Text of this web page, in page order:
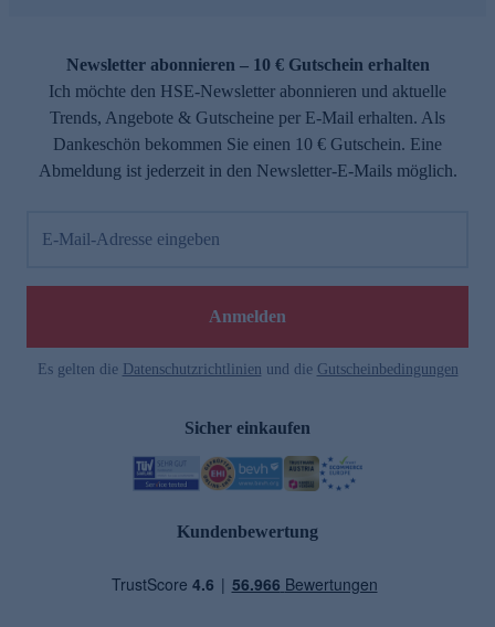
Newsletter abonnieren – 10 € Gutschein erhalten
Ich möchte den HSE-Newsletter abonnieren und aktuelle
Trends, Angebote & Gutscheine per E-Mail erhalten. Als
Dankeschön bekommen Sie einen 10 € Gutschein. Eine
Abmeldung ist jederzeit in den Newsletter-E-Mails möglich.
E-Mail-Adresse eingeben
Anmelden
Es gelten die Datenschutzrichtlinien und die Gutscheinbedingungen
Sicher einkaufen
Kundenbewertung